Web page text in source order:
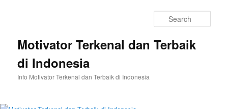
Motivator Terkenal dan Terbaik
di Indonesia
Info Motivator Terkenal dan Terbaik di Indonesia